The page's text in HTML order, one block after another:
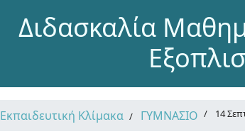
Διδασκαλία
Εκπαιδευτική Κλίμακα ΓΥΜΝΑΣΙΟ 14